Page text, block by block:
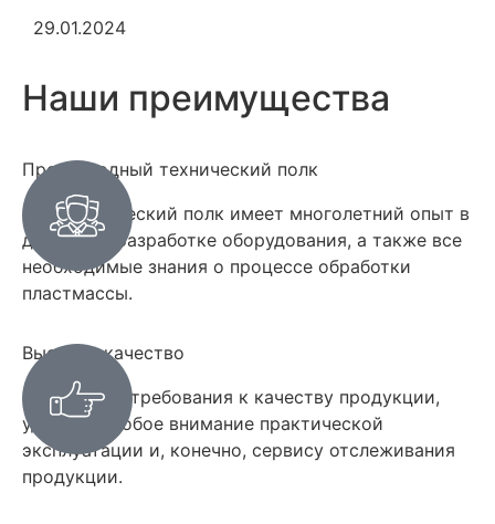
29.01.2024
Наши преимущества
Превосходный технический полк
Наш технический полк имеет многолетний опыт в
дизайне и разработке оборудования, а также все
необходимые знания о процессе обработки
пластмассы.
Высокое качество
Соблюдаем требования к качеству продукции,
уделяем особое внимание практической
эксплуатации и, конечно, сервису отслеживания
продукции.